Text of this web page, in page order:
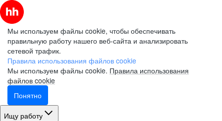
Мы используем файлы cookie, чтобы обеспечивать
правильную работу нашего веб-сайта и анализировать
сетевой трафик.
Правила использования файлов cookie
Мы используем файлы cookie. Правила использования
файлов cookie
Понятно
Ищу работу